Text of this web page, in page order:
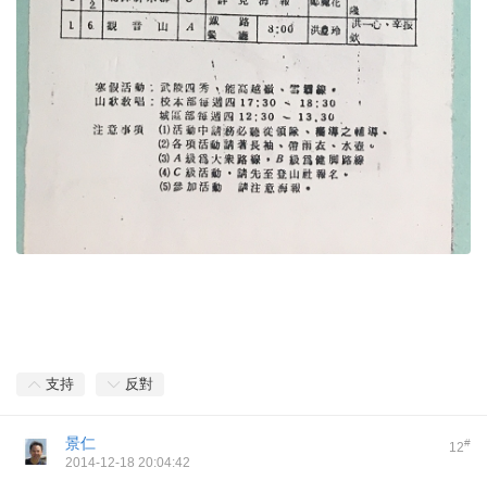
支持 反對
12#
景仁
2014-12-18 20:04:42